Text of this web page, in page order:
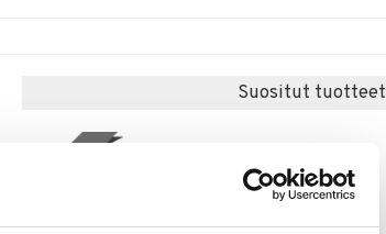
Suositut tuotteet